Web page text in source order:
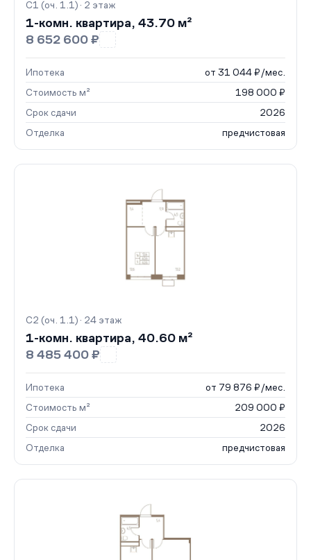
С1 (оч. 1.1) · 2 этаж
1-комн. квартира, 43.70 м²
8 652 600 ₽
Ипотека
от 31 044 ₽/мес.
Стоимость м²
198 000 ₽
Срок сдачи
2026
Отделка
предчистовая
С2 (оч. 1.1) · 24 этаж
1-комн. квартира, 40.60 м²
8 485 400 ₽
Ипотека
от 79 876 ₽/мес.
Стоимость м²
209 000 ₽
Срок сдачи
2026
Отделка
предчистовая